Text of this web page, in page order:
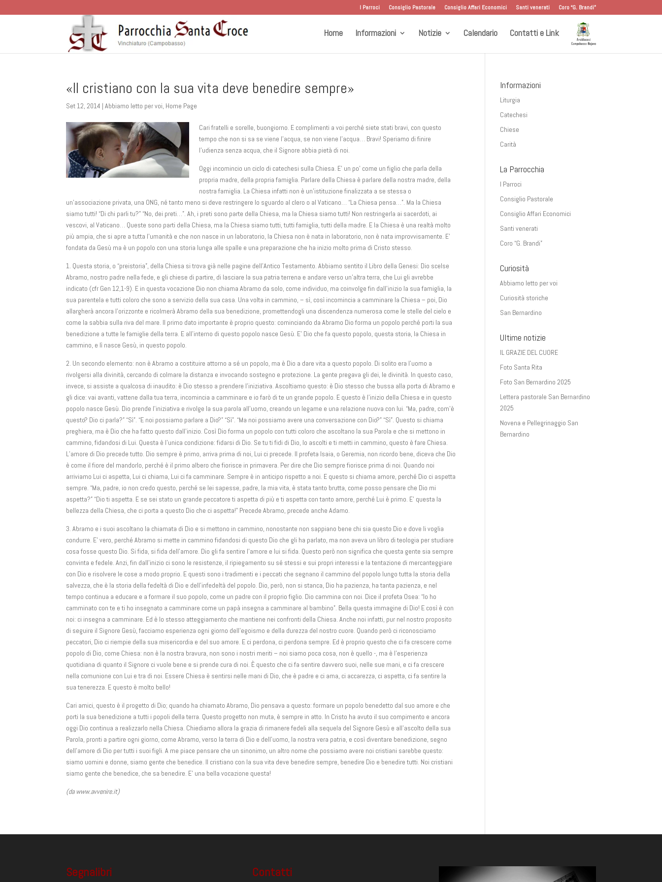
I Parroci Consiglio Pastorale Consiglio Affari Economici Santi venerati Coro “G. Brandi”
Home Informazioni Notizie Calendario Contatti e Link
«Il cristiano con la sua vita deve benedire sempre»
Set 12, 2014 |Abbiamo letto per voi, Home Page
Cari fratelli e sorelle, buongiorno. E complimenti a voi perché siete stati bravi, con questo
tempo che non si sa se viene l’acqua, se non viene l’acqua… Bravi! Speriamo di finire
l’udienza senza acqua, che il Signore abbia pietà di noi.
Oggi incomincio un ciclo di catechesi sulla Chiesa. E’ un po’ come un figlio che parla della
propria madre, della propria famiglia. Parlare della Chiesa è parlare della nostra madre, della
nostra famiglia. La Chiesa infatti non è un’istituzione finalizzata a se stessa o
un’associazione privata, una ONG, né tanto meno si deve restringere lo sguardo al clero o al Vaticano… “La Chiesa pensa…”. Ma la Chiesa
siamo tutti! “Di chi parli tu?” “No, dei preti…”. Ah, i preti sono parte della Chiesa, ma la Chiesa siamo tutti! Non restringerla ai sacerdoti, ai
vescovi, al Vaticano… Queste sono parti della Chiesa, ma la Chiesa siamo tutti, tutti famiglia, tutti della madre. E la Chiesa è una realtà molto
più ampia, che si apre a tutta l’umanità e che non nasce in un laboratorio, la Chiesa non è nata in laboratorio, non è nata improvvisamente. E’
fondata da Gesù ma è un popolo con una storia lunga alle spalle e una preparazione che ha inizio molto prima di Cristo stesso.
1. Questa storia, o “preistoria”, della Chiesa si trova già nelle pagine dell’Antico Testamento. Abbiamo sentito il Libro della Genesi: Dio scelse
Abramo, nostro padre nella fede, e gli chiese di partire, di lasciare la sua patria terrena e andare verso un’altra terra, che Lui gli avrebbe
indicato (cfr Gen 12,1-9). E in questa vocazione Dio non chiama Abramo da solo, come individuo, ma coinvolge fin dall’inizio la sua famiglia, la
sua parentela e tutti coloro che sono a servizio della sua casa. Una volta in cammino, – sì, così incomincia a camminare la Chiesa – poi, Dio
allargherà ancora l’orizzonte e ricolmerà Abramo della sua benedizione, promettendogli una discendenza numerosa come le stelle del cielo e
come la sabbia sulla riva del mare. Il primo dato importante è proprio questo: cominciando da Abramo Dio forma un popolo perché porti la sua
benedizione a tutte le famiglie della terra. E all’interno di questo popolo nasce Gesù. E’ Dio che fa questo popolo, questa storia, la Chiesa in
cammino, e lì nasce Gesù, in questo popolo.
2. Un secondo elemento: non è Abramo a costituire attorno a sé un popolo, ma è Dio a dare vita a questo popolo. Di solito era l’uomo a
rivolgersi alla divinità, cercando di colmare la distanza e invocando sostegno e protezione. La gente pregava gli dei, le divinità. In questo caso,
invece, si assiste a qualcosa di inaudito: è Dio stesso a prendere l’iniziativa. Ascoltiamo questo: è Dio stesso che bussa alla porta di Abramo e
gli dice: vai avanti, vattene dalla tua terra, incomincia a camminare e io farò di te un grande popolo. E questo è l’inizio della Chiesa e in questo
popolo nasce Gesù. Dio prende l’iniziativa e rivolge la sua parola all’uomo, creando un legame e una relazione nuova con lui. “Ma, padre, com’è
questo? Dio ci parla?” “Sì”. “E noi possiamo parlare a Dio?” “Sì”. “Ma noi possiamo avere una conversazione con Dio?” “Sì”. Questo si chiama
preghiera, ma è Dio che ha fatto questo dall’inizio. Così Dio forma un popolo con tutti coloro che ascoltano la sua Parola e che si mettono in
cammino, fidandosi di Lui. Questa è l’unica condizione: fidarsi di Dio. Se tu ti fidi di Dio, lo ascolti e ti metti in cammino, questo è fare Chiesa.
L’amore di Dio precede tutto. Dio sempre è primo, arriva prima di noi, Lui ci precede. Il profeta Isaia, o Geremia, non ricordo bene, diceva che Dio
è come il fiore del mandorlo, perché è il primo albero che fiorisce in primavera. Per dire che Dio sempre fiorisce prima di noi. Quando noi
arriviamo Lui ci aspetta, Lui ci chiama, Lui ci fa camminare. Sempre è in anticipo rispetto a noi. E questo si chiama amore, perché Dio ci aspetta
sempre. “Ma, padre, io non credo questo, perché se lei sapesse, padre, la mia vita, è stata tanto brutta, come posso pensare che Dio mi
aspetta?” “Dio ti aspetta. E se sei stato un grande peccatore ti aspetta di più e ti aspetta con tanto amore, perché Lui è primo. E’ questa la
bellezza della Chiesa, che ci porta a questo Dio che ci aspetta!” Precede Abramo, precede anche Adamo.
3. Abramo e i suoi ascoltano la chiamata di Dio e si mettono in cammino, nonostante non sappiano bene chi sia questo Dio e dove li voglia
condurre. E’ vero, perché Abramo si mette in cammino fidandosi di questo Dio che gli ha parlato, ma non aveva un libro di teologia per studiare
cosa fosse questo Dio. Si fida, si fida dell’amore. Dio gli fa sentire l’amore e lui si fida. Questo però non significa che questa gente sia sempre
convinta e fedele. Anzi, fin dall’inizio ci sono le resistenze, il ripiegamento su sé stessi e sui propri interessi e la tentazione di mercanteggiare
con Dio e risolvere le cose a modo proprio. E questi sono i tradimenti e i peccati che segnano il cammino del popolo lungo tutta la storia della
salvezza, che è la storia della fedeltà di Dio e dell’infedeltà del popolo. Dio, però, non si stanca, Dio ha pazienza, ha tanta pazienza, e nel
tempo continua a educare e a formare il suo popolo, come un padre con il proprio figlio. Dio cammina con noi. Dice il profeta Osea: “Io ho
camminato con te e ti ho insegnato a camminare come un papà insegna a camminare al bambino”. Bella questa immagine di Dio! E così è con
noi: ci insegna a camminare. Ed è lo stesso atteggiamento che mantiene nei confronti della Chiesa. Anche noi infatti, pur nel nostro proposito
di seguire il Signore Gesù, facciamo esperienza ogni giorno dell’egoismo e della durezza del nostro cuore. Quando però ci riconosciamo
peccatori, Dio ci riempie della sua misericordia e del suo amore. E ci perdona, ci perdona sempre. Ed è proprio questo che ci fa crescere come
popolo di Dio, come Chiesa: non è la nostra bravura, non sono i nostri meriti – noi siamo poca cosa, non è quello -, ma è l’esperienza
quotidiana di quanto il Signore ci vuole bene e si prende cura di noi. È questo che ci fa sentire davvero suoi, nelle sue mani, e ci fa crescere
nella comunione con Lui e tra di noi. Essere Chiesa è sentirsi nelle mani di Dio, che è padre e ci ama, ci accarezza, ci aspetta, ci fa sentire la
sua tenerezza. E questo è molto bello!
Cari amici, questo è il progetto di Dio; quando ha chiamato Abramo, Dio pensava a questo: formare un popolo benedetto dal suo amore e che
porti la sua benedizione a tutti i popoli della terra. Questo progetto non muta, è sempre in atto. In Cristo ha avuto il suo compimento e ancora
oggi Dio continua a realizzarlo nella Chiesa. Chiediamo allora la grazia di rimanere fedeli alla sequela del Signore Gesù e all’ascolto della sua
Parola, pronti a partire ogni giorno, come Abramo, verso la terra di Dio e dell’uomo, la nostra vera patria, e così diventare benedizione, segno
dell’amore di Dio per tutti i suoi figli. A me piace pensare che un sinonimo, un altro nome che possiamo avere noi cristiani sarebbe questo:
siamo uomini e donne, siamo gente che benedice. Il cristiano con la sua vita deve benedire sempre, benedire Dio e benedire tutti. Noi cristiani
siamo gente che benedice, che sa benedire. E’ una bella vocazione questa!
(da www.avvenire.it)
Informazioni
Liturgia
Catechesi
Chiese
Carità
La Parrocchia
I Parroci
Consiglio Pastorale
Consiglio Affari Economici
Santi venerati
Coro “G. Brandi”
Curiosità
Abbiamo letto per voi
Curiosità storiche
San Bernardino
Ultime notizie
IL GRAZIE DEL CUORE
Foto Santa Rita
Foto San Bernardino 2025
Lettera pastorale San Bernardino
2025
Novena e Pellegrinaggio San
Bernardino
Segnalibri Contatti